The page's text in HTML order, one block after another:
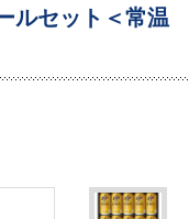
ルセット＜常温